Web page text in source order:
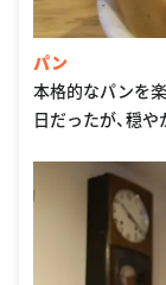
パン
本格的なパンを
日だったが、穏